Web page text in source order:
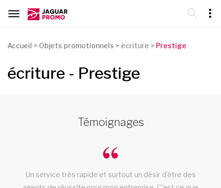
Accueil > Objets promotionnels > écriture > Prestige
écriture - Prestige
Témoignages
Un service très rapide et surtout un désir d’être des